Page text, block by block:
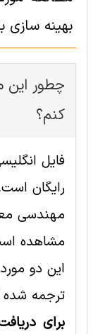
بهینه سازی
چطور این
کنم؟
رایگان
مهندسی
مشاهده
این دو
ترجمه شده
برای